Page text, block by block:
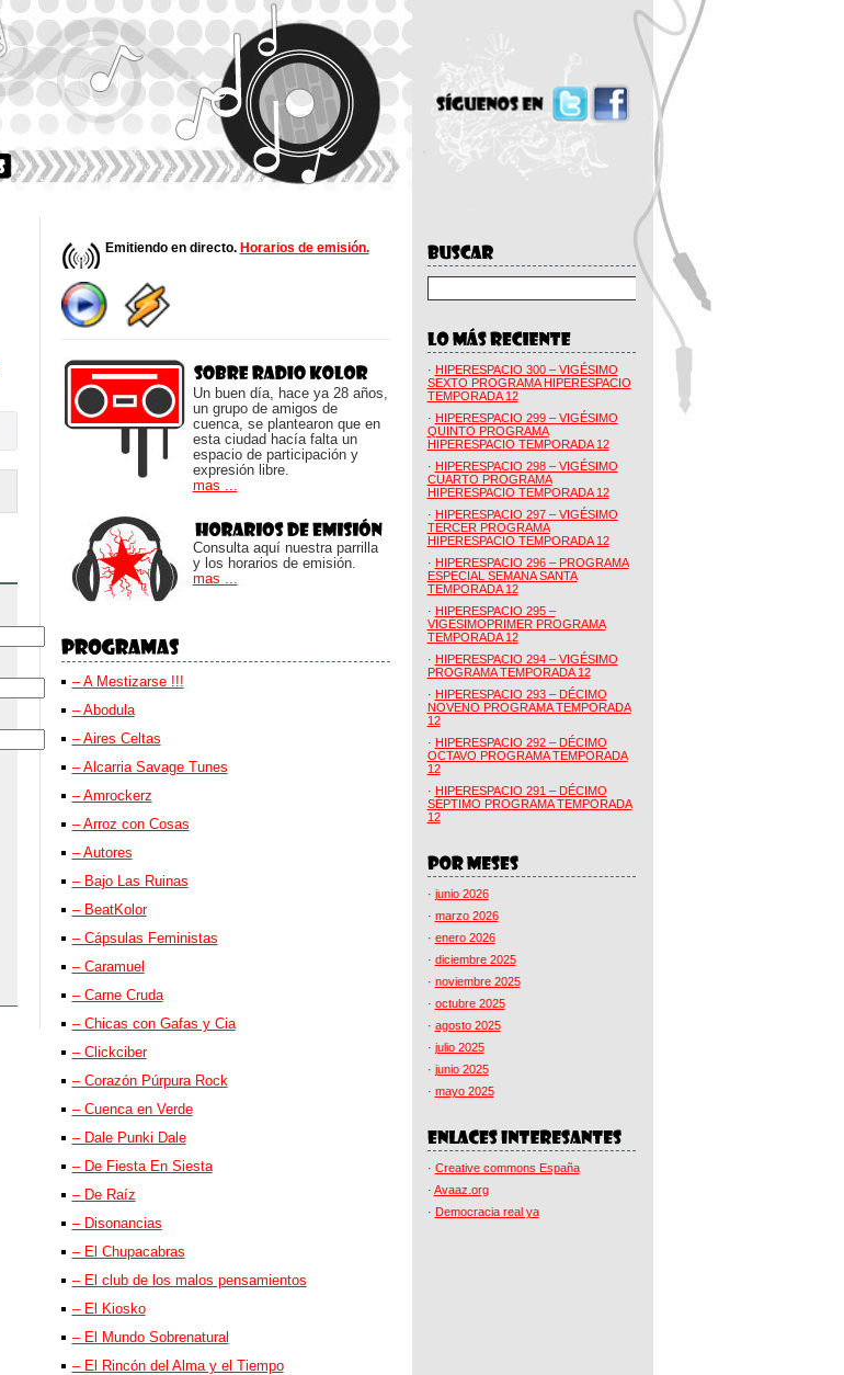
Emitiendo en directo. Horarios de emisión.
Un buen día, hace ya 28 años,
un grupo de amigos de
cuenca, se plantearon que en
esta ciudad hacía falta un
espacio de participación y
expresión libre.
mas ...
Consulta aquí nuestra parrilla
y los horarios de emisión.
mas ...
– A Mestizarse !!!
– Abodula
– Aires Celtas
– Alcarria Savage Tunes
– Amrockerz
– Arroz con Cosas
– Autores
– Bajo Las Ruinas
– BeatKolor
– Cápsulas Feministas
– Caramuel
– Carne Cruda
– Chicas con Gafas y Cia
– Clickciber
– Corazón Púrpura Rock
– Cuenca en Verde
– Dale Punki Dale
– De Fiesta En Siesta
– De Raíz
– Disonancias
– El Chupacabras
– El club de los malos pensamientos
– El Kiosko
– El Mundo Sobrenatural
– El Rincón del Alma y el Tiempo
· HIPERESPACIO 300 – VIGÉSIMO
SEXTO PROGRAMA HIPERESPACIO
TEMPORADA 12
· HIPERESPACIO 299 – VIGÉSIMO
QUINTO PROGRAMA
HIPERESPACIO TEMPORADA 12
· HIPERESPACIO 298 – VIGÉSIMO
CUARTO PROGRAMA
HIPERESPACIO TEMPORADA 12
· HIPERESPACIO 297 – VIGÉSIMO
TERCER PROGRAMA
HIPERESPACIO TEMPORADA 12
· HIPERESPACIO 296 – PROGRAMA
ESPECIAL SEMANA SANTA
TEMPORADA 12
· HIPERESPACIO 295 –
VIGÉSIMOPRIMER PROGRAMA
TEMPORADA 12
· HIPERESPACIO 294 – VIGÉSIMO
PROGRAMA TEMPORADA 12
· HIPERESPACIO 293 – DÉCIMO
NOVENO PROGRAMA TEMPORADA
12
· HIPERESPACIO 292 – DÉCIMO
OCTAVO PROGRAMA TEMPORADA
12
· HIPERESPACIO 291 – DÉCIMO
SÉPTIMO PROGRAMA TEMPORADA
12
· junio 2026
· marzo 2026
· enero 2026
· diciembre 2025
· noviembre 2025
· octubre 2025
· agosto 2025
· julio 2025
· junio 2025
· mayo 2025
· Creative commons España
· Avaaz.org
· Democracia real ya